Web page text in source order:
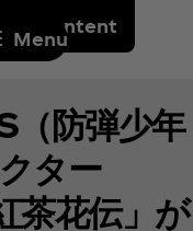
to content
Menu
（防弾少年
ター
茶花伝」が